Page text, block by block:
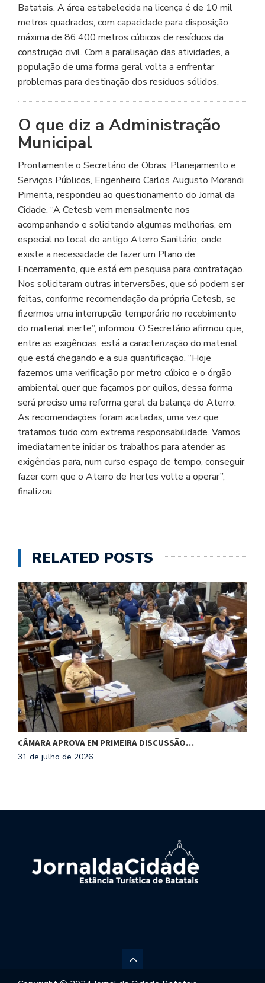
Batatais. A área estabelecida na licença é de 10 mil
metros quadrados, com capacidade para disposição
máxima de 86.400 metros cúbicos de resíduos da
construção civil. Com a paralisação das atividades, a
população de uma forma geral volta a enfrentar
problemas para destinação dos resíduos sólidos.
O que diz a Administração
Municipal
Prontamente o Secretário de Obras, Planejamento e
Serviços Públicos, Engenheiro Carlos Augusto Morandi
Pimenta, respondeu ao questionamento do Jornal da
Cidade. “A Cetesb vem mensalmente nos
acompanhando e solicitando algumas melhorias, em
especial no local do antigo Aterro Sanitário, onde
existe a necessidade de fazer um Plano de
Encerramento, que está em pesquisa para contratação.
Nos solicitaram outras interversões, que só podem ser
feitas, conforme recomendação da própria Cetesb, se
fizermos uma interrupção temporário no recebimento
do material inerte”, informou. O Secretário afirmou que,
entre as exigências, está a caracterização do material
que está chegando e a sua quantificação. “Hoje
fazemos uma verificação por metro cúbico e o órgão
ambiental quer que façamos por quilos, dessa forma
será preciso uma reforma geral da balança do Aterro.
As recomendações foram acatadas, uma vez que
tratamos tudo com extrema responsabilidade. Vamos
imediatamente iniciar os trabalhos para atender as
exigências para, num curso espaço de tempo, conseguir
fazer com que o Aterro de Inertes volte a operar”,
finalizou.
RELATED POSTS
CÂMARA APROVA EM PRIMEIRA DISCUSSÃO…
31 de julho de 2026